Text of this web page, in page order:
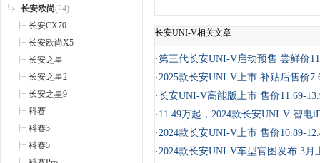
长安欧尚(24)
长安CX70
长安欧尚X5
长安之星
长安之星2
长安之星9
科赛
科赛3
科赛5
长安UNI-V相关文章
·第三代长安UNI-V启动预售 尝鲜价
·2025款长安UNI-V上市 补贴后售价
·长安UNI-V高能版上市 售价11.69-
· 11.49万起，2024款长安UNI-V 智电
·2024款长安UNI-V上市 售价10.89-
·2024款长安UNI-V车型官图发布 3月